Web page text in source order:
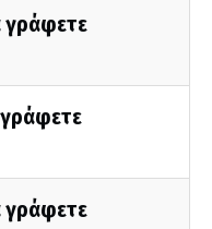
γράφετε
γράφετε